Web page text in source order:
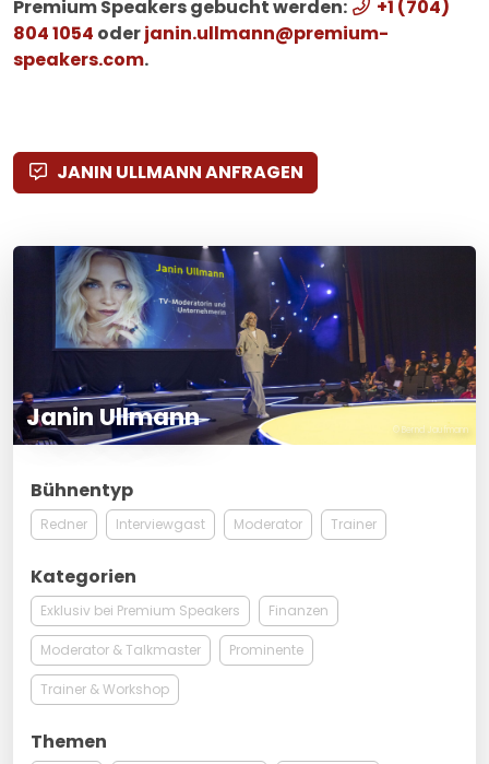
Premium Speakers gebucht werden:
+1 (704)
804 1054 oderjanin.ullmann@premium-
speakers.com.
JANIN ULLMANN ANFRAGEN
© Bernd Jaufmann
Janin Ullmann
Bühnentyp
Redner Interviewgast Moderator Trainer
Kategorien
Exklusiv bei Premium Speakers Finanzen
Moderator & Talkmaster Prominente
Trainer & Workshop
Themen